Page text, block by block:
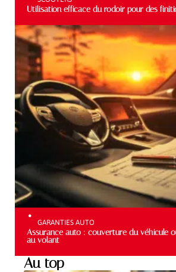
Utilisation efficace du rodoir pour des
GARANTIES AUTO
Assurance auto : couverture du véhicule
au volant
Au top